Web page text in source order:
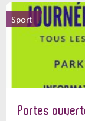
Sport
Portes